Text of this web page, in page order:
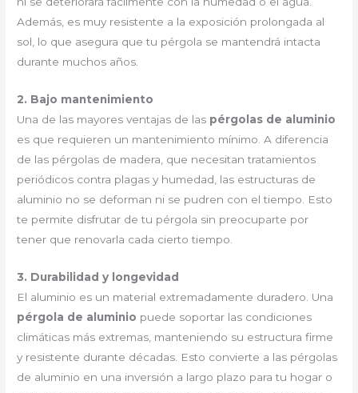
Además, es muy resistente a la exposición prolongada al
sol, lo que asegura que tu pérgola se mantendrá intacta
durante muchos años.
2. Bajo mantenimiento
Una de las mayores ventajas de las pérgolas de aluminio
es que requieren un mantenimiento mínimo. A diferencia
de las pérgolas de madera, que necesitan tratamientos
periódicos contra plagas y humedad, las estructuras de
aluminio no se deforman ni se pudren con el tiempo. Esto
te permite disfrutar de tu pérgola sin preocuparte por
tener que renovarla cada cierto tiempo.
3. Durabilidad y longevidad
El aluminio es un material extremadamente duradero. Una
pérgola de aluminio puede soportar las condiciones
climáticas más extremas, manteniendo su estructura firme
y resistente durante décadas. Esto convierte a las pérgolas
de aluminio en una inversión a largo plazo para tu hogar o